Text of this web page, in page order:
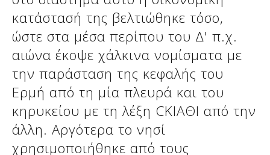
κατάστασή της βελτιώθηκε τόσο,
ώστε στα μέσα περίπου του Δ' π.χ.
αιώνα έκοψε χάλκινα νομίσματα με
την παράσταση της κεφαλής του
Ερμή από τη μία πλευρά και του
κηρυκείου με τη λέξη CΚΙΑΘΙ από την
άλλη. Αργότερα το νησί
χρησιμοποιήθηκε από τους